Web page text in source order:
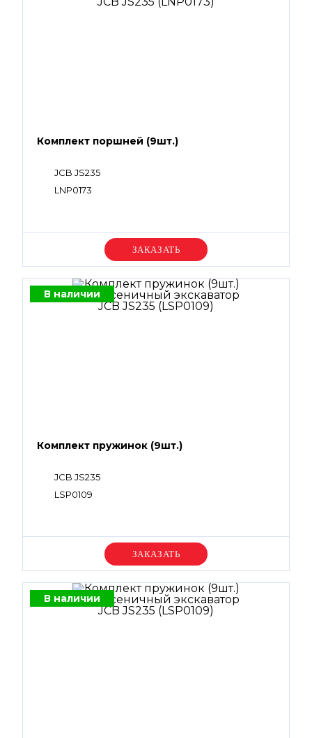
Комплект поршней (9шт.)
JCB JS235
LNP0173
Уточняйте цену
В наличии
Комплект пружинок (9шт.)
JCB JS235
LSP0109
Уточняйте цену
В наличии